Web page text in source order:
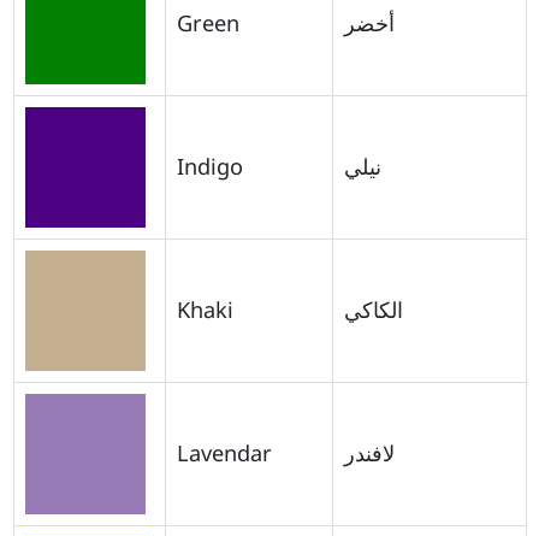
Green أخضر
Indigo نيلي
Khaki الكاكي
Lavendar لافندر